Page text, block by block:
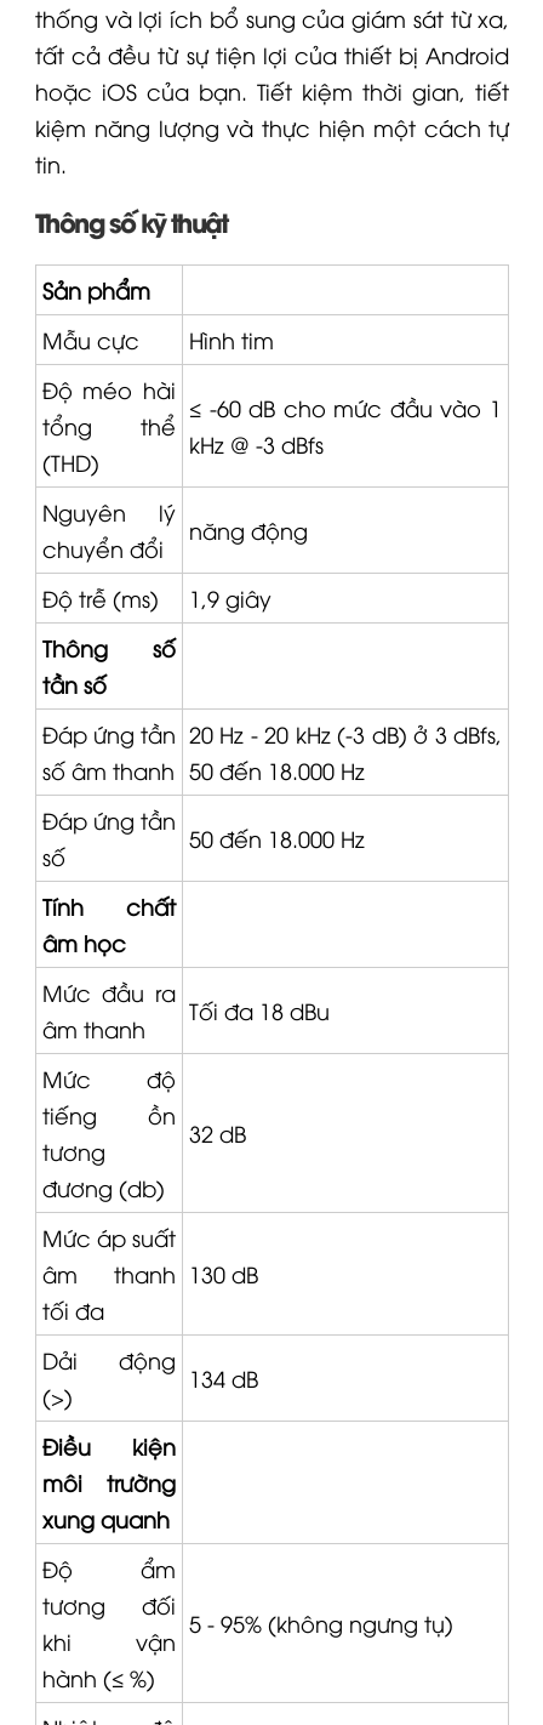
thống và lợi ích bổ sung của giám sát từ xa,
tất cả đều từ sự tiện lợi của thiết bị Android
hoặc iOS của bạn. Tiết kiệm thời gian, tiết
kiệm năng lượng và thực hiện một cách tự
tin.
Thông số kỹ thuật
Sản phẩm
Mẫu cực
Hình tim
Độ méo hài
tổng thể
(THD)
≤ -60 dB cho mức đầu vào 1
kHz @ -3 dBfs
Nguyên lý
chuyển đổi
năng động
Độ trễ (ms)
1,9 giây
Thông số
tần số
Đáp ứng tần
số âm thanh
20 Hz - 20 kHz (-3 dB) ở 3 dBfs,
50 đến 18.000 Hz
Đáp ứng tần
số
50 đến 18.000 Hz
Tính chất
âm học
Mức đầu ra
âm thanh
Tối đa 18 dBu
Mức độ
tiếng ồn
tương
đương (db)
32 dB
Mức áp suất
âm thanh
tối đa
130 dB
Dải động
(>)
134 dB
Điều kiện
môi trường
xung quanh
Độ ẩm
tương đối
khi vận
hành (≤ %)
5 - 95% (không ngưng tụ)